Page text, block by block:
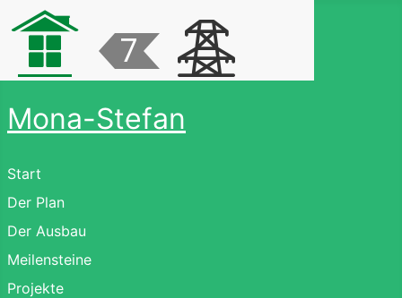
Mona-Stefan
Start
Der Plan
Der Ausbau
Meilensteine
Projekte